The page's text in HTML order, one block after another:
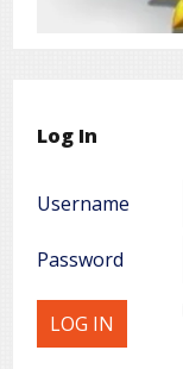
Log In
Username
Password